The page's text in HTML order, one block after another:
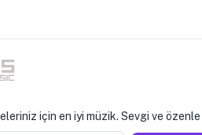
için en iyi müzik. Sevgi ve